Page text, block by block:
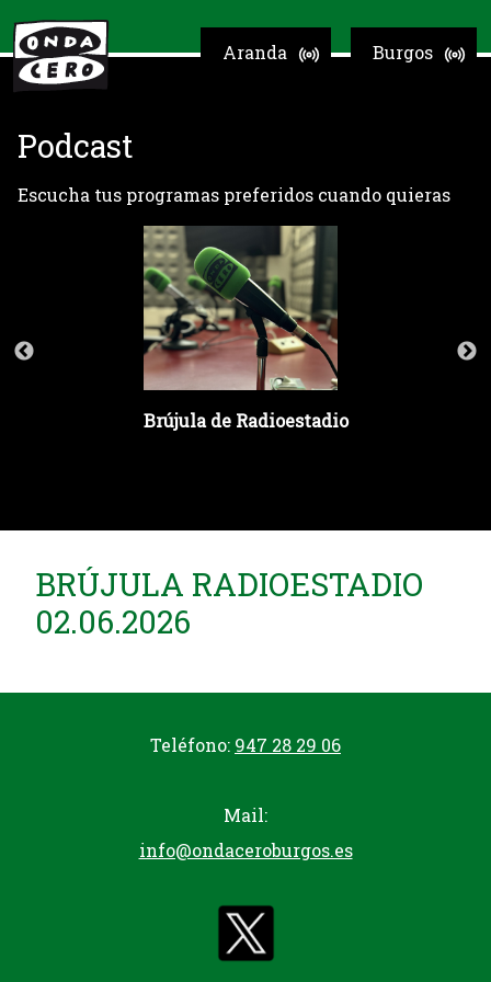
Burgos
Aranda
Podcast
Escucha tus programas preferidos cuando quieras
Brújula de Radioestadio
BRÚJULA RADIOESTADIO
02.06.2026
Teléfono: 947 28 29 06
Mail:
info@ondaceroburgos.es